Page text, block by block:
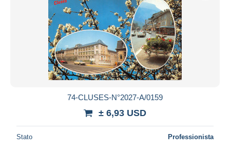
74-CLUSES-N°2027-A/0159
± 6,93 USD
Stato Professionista